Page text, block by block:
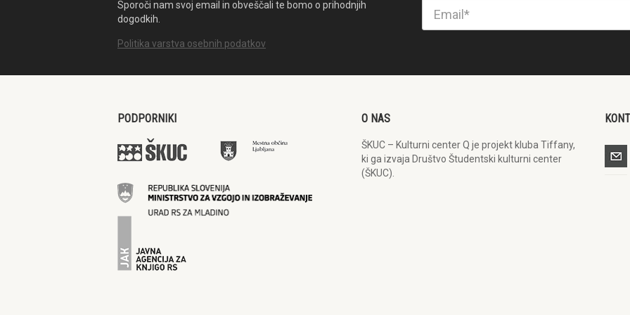
Sporoči nam svoj email in obveščali te bomo o prihodnjih
dogodkih.
Politika varstva osebnih podatkov
PODPORNIKI O NAS
ŠKUC – Kulturni center Q je projekt kluba Tiffany,
ki ga izvaja Društvo Študentski kulturni center
(ŠKUC).